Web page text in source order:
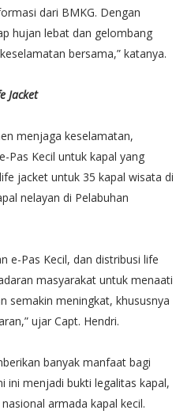
dari BMKG. Dengan
hujan lebat dan gelombang
bersama,” katanya.
Jacket
menjaga keselamatan,
Pas Kecil untuk kapal yang
jacket untuk 35 kapal wisata di
nelayan di Pelabuhan
e-Pas Kecil, dan distribusi life
masyarakat untuk menaati
semakin meningkat, khususnya
ujar Capt. Hendri.
banyak manfaat bagi
ini menjadi bukti legalitas kapal,
armada kapal kecil.